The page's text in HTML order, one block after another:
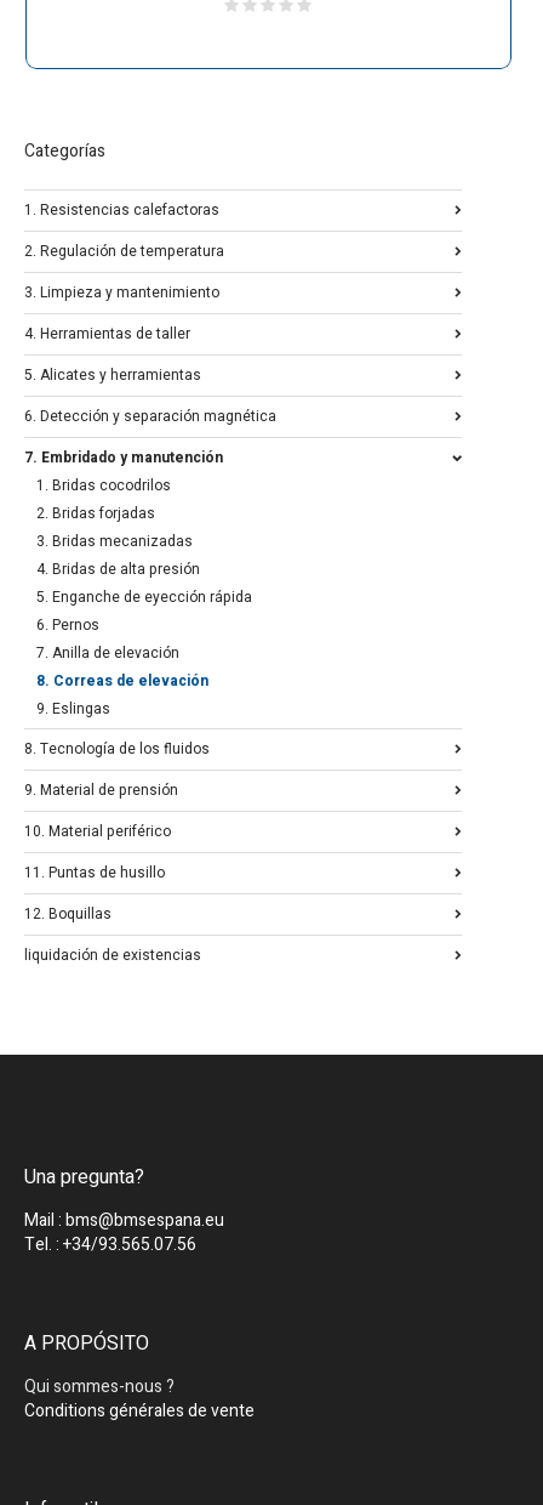
Categorías
1. Resistencias calefactoras
2. Regulación de temperatura
3. Limpieza y mantenimiento
4. Herramientas de taller
5. Alicates y herramientas
6. Detección y separación magnética
7. Embridado y manutención
1. Bridas cocodrilos
2. Bridas forjadas
3. Bridas mecanizadas
4. Bridas de alta presión
5. Enganche de eyección rápida
6. Pernos
7. Anilla de elevación
8. Correas de elevación
9. Eslingas
8. Tecnología de los fluidos
9. Material de prensión
10. Material periférico
11. Puntas de husillo
12. Boquillas
liquidación de existencias
Una pregunta?
Mail : bms@bmsespana.eu
Tel. : +34/93.565.07.56
A PROPÓSITO
Qui sommes-nous ?
Conditions générales de vente